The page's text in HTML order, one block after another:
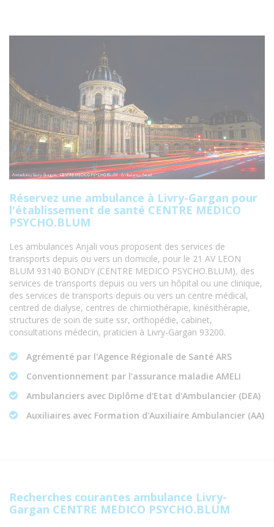
Réservez une ambulance à Livry-Gargan pour
l'établissement de santé CENTRE MEDICO
PSYCHO.BLUM
Les ambulances Anjali vous proposent des services de
transports depuis ou vers un domicile, pour le 21 AV LEON
BLUM 93140 BONDY (CENTRE MEDICO PSYCHO.BLUM), des
services de transports depuis ou vers un hôpital ou une clinique,
des services de transports depuis ou vers un centre médical,
centred de dialyse, centres de chimiothérapie, kinésithérapie,
structures de soin de suite ssr, orthopédie, cabinet,
consultations médecin, praticien à Livry-Gargan 93200.
Agrémenté par l'Agence Régionale de Santé ARS
Conventionnement par l'assurance maladie AMELI
Ambulanciers avec Diplôme d'Etat d'Ambulancier (DEA)
Auxiliaires avec Formation d'Auxiliaire Ambulancier (AA)
Recherches courantes ambulance Livry-
Gargan CENTRE MEDICO PSYCHO.BLUM